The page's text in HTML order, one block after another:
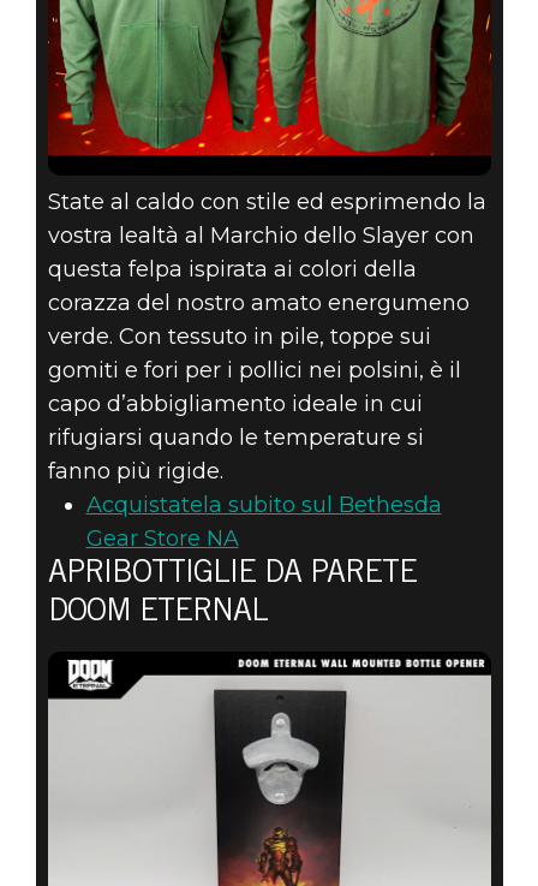
State al caldo con stile ed esprimendo la
vostra lealtà al Marchio dello Slayer con
questa felpa ispirata ai colori della
corazza del nostro amato energumeno
verde. Con tessuto in pile, toppe sui
gomiti e fori per i pollici nei polsini, è il
capo d’abbigliamento ideale in cui
rifugiarsi quando le temperature si
fanno più rigide.
Acquistatela subito sul Bethesda
Gear Store NA
APRIBOTTIGLIE DA PARETE
DOOM ETERNAL